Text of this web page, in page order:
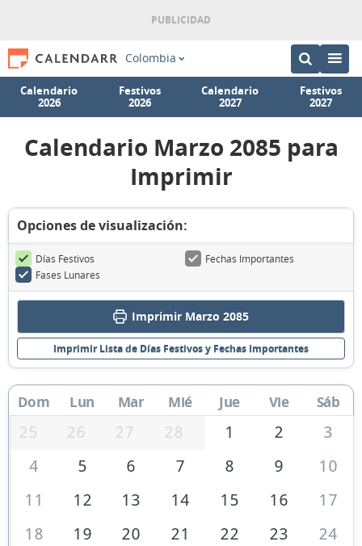
Colombia
Calendario
2026
Festivos
2026
Calendario
2027
Festivos
2027
Calendario Marzo 2085 para
Imprimir
Opciones de visualización:
Días Festivos
Fechas Importantes
Fases Lunares
Imprimir Marzo 2085
Imprimir Lista de Días Festivos y Fechas Importantes
Dom Lun Mar Mié Jue Vie Sáb
25 26 27 28 1 2
3
4
5 6 7 8 9
10
11
12 13 14 15 16
17
18
19 20 21 22 23
24